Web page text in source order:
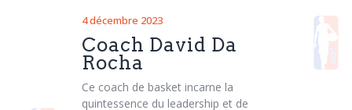
4 décembre 2023
Coach David Da
Rocha
Ce coach de basket incarne la
quintessence du leadership et de